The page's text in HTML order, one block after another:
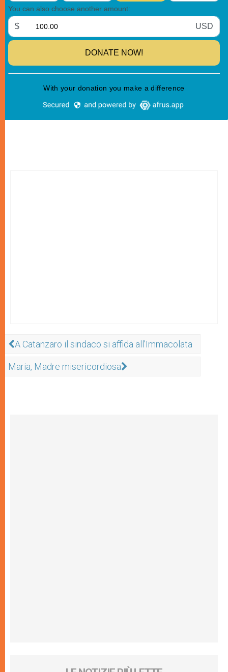
A Catanzaro il sindaco si affida all’Immacolata
Maria, Madre misericordiosa